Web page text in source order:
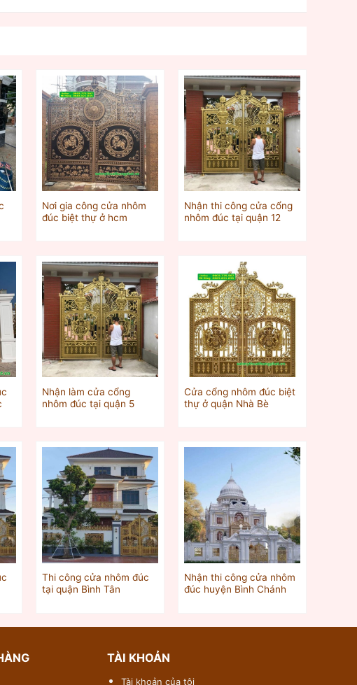
Nơi gia công cửa nhôm
đúc biệt thự ở hcm
Nhận thi công cửa cổng
nhôm đúc tại quận 12
Nhận làm cửa cổng
nhôm đúc tại quận 5
Cửa cổng nhôm đúc biệt
thự ở quận Nhà Bè
Thi công cửa nhôm đúc
tại quận Bình Tân
Nhận thi công cửa nhôm
đúc huyện Bình Chánh
TÀI KHOẢN
Tài khoản của tôi